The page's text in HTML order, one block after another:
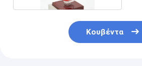
Κουβέντα